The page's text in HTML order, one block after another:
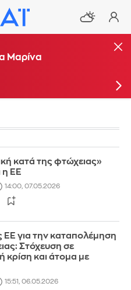
στη Σκύρο
Μαρίνα
κατά της φτώχειας»
η ΕΕ
14:00, 07.05.2026
ΕΕ για την καταπολέμηση
Στόχευση σε
κρίση και άτομα με
15:51, 06.05.2026